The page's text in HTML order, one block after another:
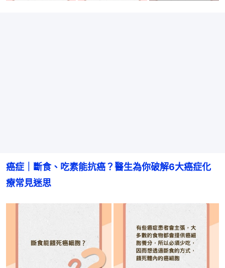
癌症｜斷食、吃素能抗癌？醫生為你破解6大癌症化
療常見迷思